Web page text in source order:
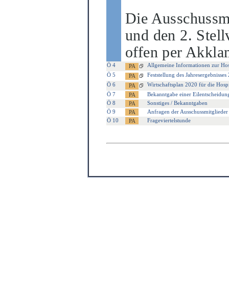
Die
und den 2.
offen per
Ö 4
Allgemeine Informationen zur
Ö 5
Feststellung des
Ö 6
Wirtschaftsplan 2020 für die
Ö 7
Bekanntgabe einer
Ö 8
Sonstiges / Bekanntgaben
Ö 9
Anfragen der Ausschussmitglieder
Ö 10
Frageviertelstunde